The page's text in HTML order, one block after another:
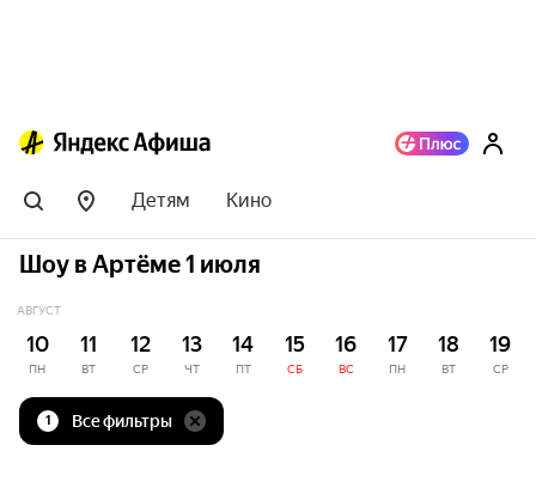
Детям Кино
Шоу в Артёме 1 июля
АВГУСТ
10
ПН
11
ВТ
12
СР
13
ЧТ
14
ПТ
15
СБ
16
ВС
17
ПН
18
ВТ
19
СР
1 Все фильтры